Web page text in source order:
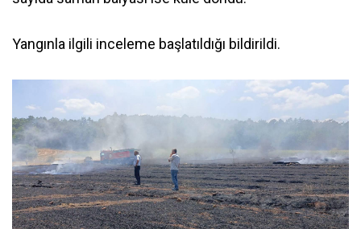
Yangınla ilgili inceleme başlatıldığı bildirildi.